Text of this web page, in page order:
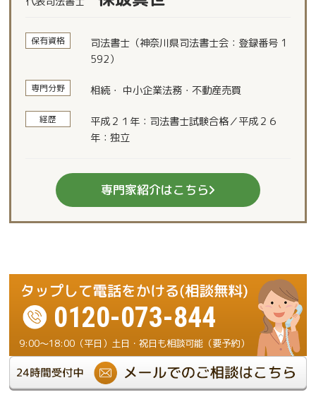
保有資格
司法書士（神奈川県司法書士会：登録番号 1
592）
専門分野 相続・ 中小企業法務・不動産売買
経歴
平成２１年：司法書士試験合格／平成２６
年：独立
専門家紹介はこちら
0120-073-844
9:00～18:00（平日）土日・祝日も相談可能（要予約）